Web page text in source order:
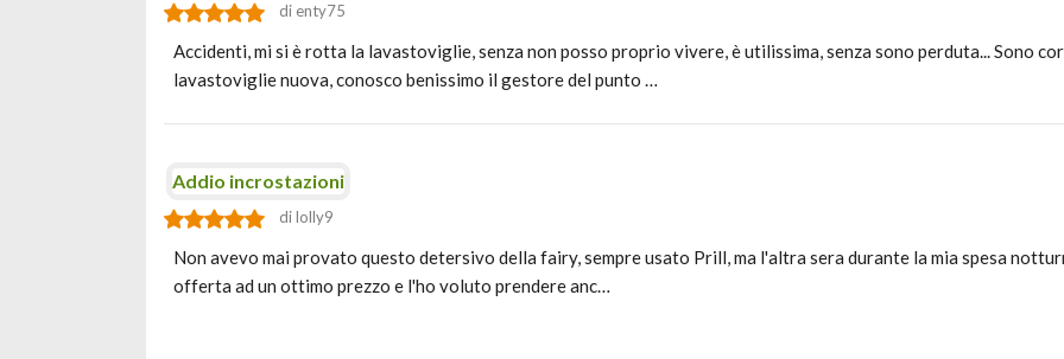
di enty75
Accidenti, mi si è rotta la lavastoviglie, senza non posso proprio vivere, è utilissima, senza sono perduta... Sono
lavastoviglie nuova, conosco benissimo il gestore del punto …
Addio incrostazioni
di lolly9
Non avevo mai provato questo detersivo della fairy, sempre usato Prill, ma l'altra sera durante la mia spesa
offerta ad un ottimo prezzo e l'ho voluto prendere anc…